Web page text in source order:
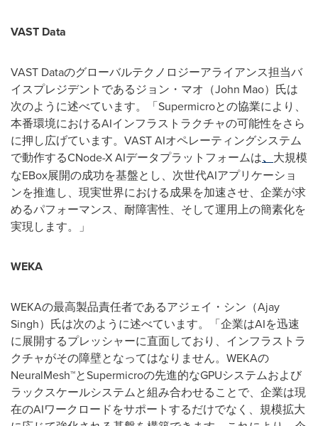
VAST Data
VAST Dataのグローバルテクノロジーアライアンス担当バ
イスプレジデントであるジョン・マオ（John Mao）氏は
次のように述べています。「Supermicroとの協業により、
本番環境におけるAIインフラストラクチャの可能性をさら
に押し広げています。VAST AIオペレーティングシステム
で動作するCNode-X AIデータプラットフォームは、 大規模
なEBox展開の成功を基盤とし、次世代AIアプリケーショ
ンを推進し、現実世界における成果を加速させ、企業が求
めるパフォーマンス、耐障害性、そして運用上の簡素化を
実現します。」
WEKA
WEKAの最高製品責任者であるアジェイ・シン（Ajay
Singh）氏は次のように述べています。「企業はAIを迅速
に展開するプレッシャーに直面しており、インフラストラ
クチャがその障壁となってはなりません。WEKAの
NeuralMesh™とSupermicroの先進的なGPUシステムおよび
ラックスケールシステムと組み合わせることで、企業は現
在のAIワークロードをサポートするだけでなく、規模拡大